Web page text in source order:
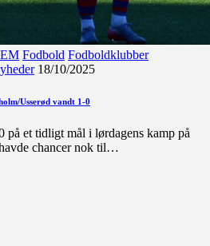
Fodbold Fodboldklubber
18/10/2025
Usserød vandt 1-0
på et tidligt mål i lørdagens kamp på
chancer nok til…